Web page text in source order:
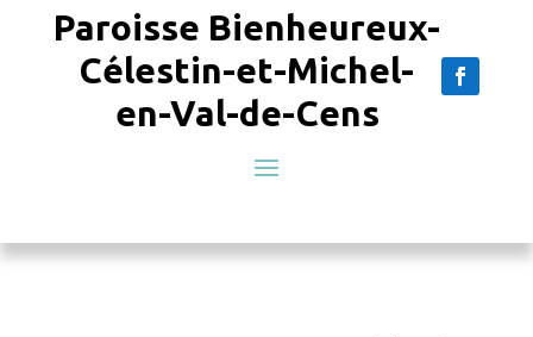
Paroisse Bienheureux-
Célestin-et-Michel-
en-Val-de-Cens